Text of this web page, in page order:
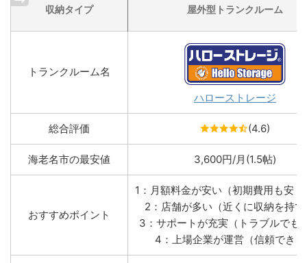
収納タイプ 屋外型トランクルーム
トランクルーム名
ハローストレージ
総合評価 (4.6)
海老名市の最安値 3,600円/月(1.5帖)
おすすめポイント
1：月額料金が安い（初期費用も安
2：店舗が多い（近くに収納を持
3：サポートが充実（トラブルでも
4：上場企業が運営（信頼でき